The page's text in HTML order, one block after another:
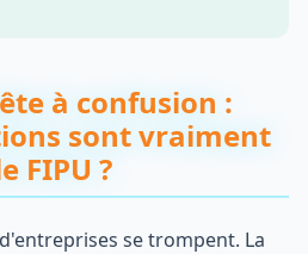
à confusion :
sont vraiment
FIPU ?
se trompent. La